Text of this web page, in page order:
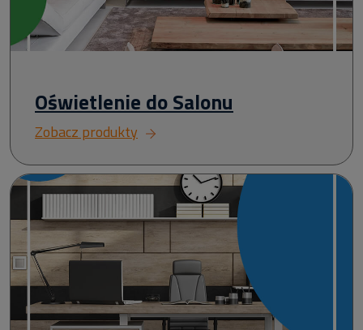
Oświetlenie do Salonu
Zobacz produkty